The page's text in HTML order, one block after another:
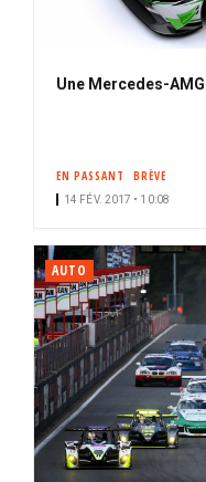
Une Mercedes-
EN PASSANT BRÈVE
14 FÉV. 2017 • 10:08
AUTO